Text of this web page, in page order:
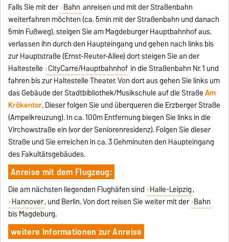
Falls Sie mit der Bahn anreisen und mit der Straßenbahn
weiterfahren möchten (ca. 5min mit der Straßenbahn und danach
5min Fußweg), steigen Sie am Magdeburger Hauptbahnhof aus,
verlassen ihn durch den Haupteingang und gehen nach links bis
zur Hauptstraße (Ernst-Reuter-Allee) dort steigen Sie an der
Haltestelle CityCarre/Hauptbahnhof in die Straßenbahn Nr. 1 und
fahren bis zur Haltestelle Theater. Von dort aus gehen Sie links um
das Gebäude der Stadtbibliothek/Musikschule auf die StraßeAm
Krökentor. Dieser folgen Sie und überqueren die Erzberger Straße
(Ampelkreuzung). In ca. 100m Entfernung biegen Sie links in die
Virchowstraße ein (vor der Seniorenresidenz). Folgen Sie dieser
Straße und Sie erreichen in ca. 3 Gehminuten den Haupteingang
des Fakultätsgebäudes.
Anreise mit dem Flugzeug:
Die am nächsten liegenden Flughäfen sind Halle-Leipzig,
Hannover, und Berlin. Von dort reisen Sie weiter mit der Bahn
bis Magdeburg.
weitere Informationen zur Anreise